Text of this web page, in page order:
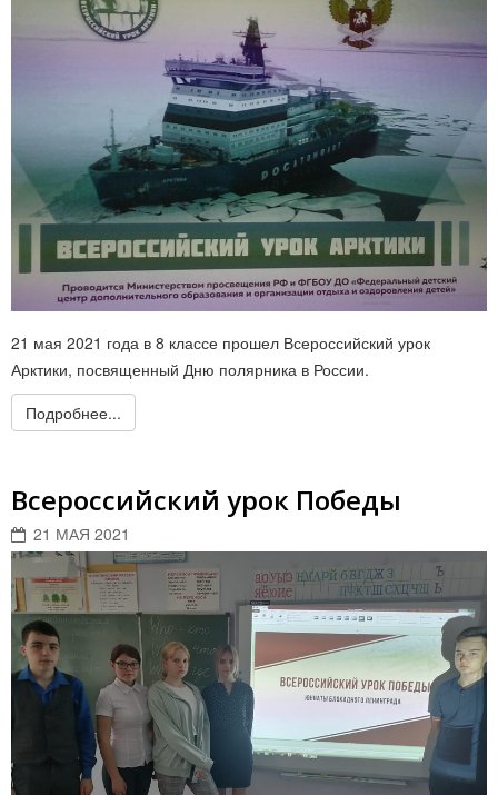
21 мая 2021 года в 8 классе прошел Всероссийский урок
Арктики, посвященный Дню полярника в России.
Подробнее...
Всероссийский урок Победы
21 МАЯ 2021